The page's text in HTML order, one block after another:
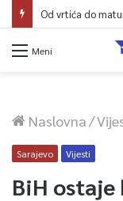
Meni
Naslovna/
Sarajevo Vijesti
BiH ostaje